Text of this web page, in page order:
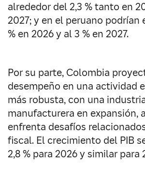
alrededor del 2,3 % tanto en
2027; y en el peruano podrían
% en 2026 y al 3 % en 2027.
Por su parte, Colombia
desempeño en una actividad
más robusta, con una
manufacturera en expansión,
enfrenta desafíos
fiscal. El crecimiento del PIB
2,8 % para 2026 y similar para